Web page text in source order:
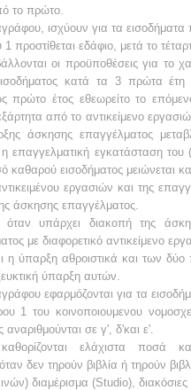
το πρώτο.
ισχύουν για τα εισοδήματα
προστίθεται εδάφιο, μετά το
οι προϋποθέσεις για το
κατά τα 3 πρώτα έτη
πρώτο έτος εθεωρείτο το
από το αντικείμενο
άσκησης επαγγέλματος
η επαγγελματική εγκατάσταση
καθαρού εισοδήματος μειώνεται
εργασιών και της
άσκησης επαγγέλματος.
όταν υπάρχει διακοπή της
με διαφορετικό αντικείμενο
η ύπαρξη αθροιστικά και των δύο
ύπαρξη αυτών.
εφαρμόζονται για τα
1 του κοινοποιουμενου
σε γ', δ'και ε'.
ελάχιστα ποσά
δεν τηρούν βιβλία ή τηρούν
διαμέρισμα (Studio), διακόσιες